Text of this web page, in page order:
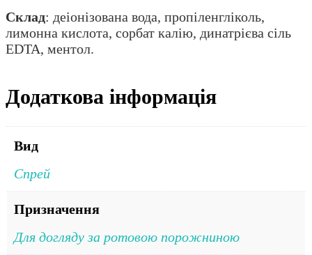
Склад: деіонізована вода, пропіленгліколь,
лимонна кислота, сорбат калію, динатрієва сіль
EDTA, ментол.
Додаткова інформація
Вид
Спрей
Призначення
Для догляду за ротовою порожниною